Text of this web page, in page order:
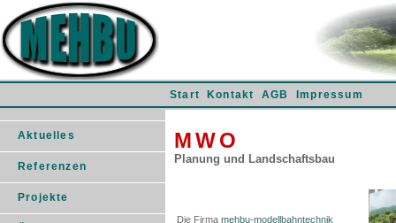
Start Kontakt AGB Impressum
Aktuelles
Referenzen
Projekte
MWO
Planung und Landschaftsbau
Die Firma mehbu-modellbahntechnik